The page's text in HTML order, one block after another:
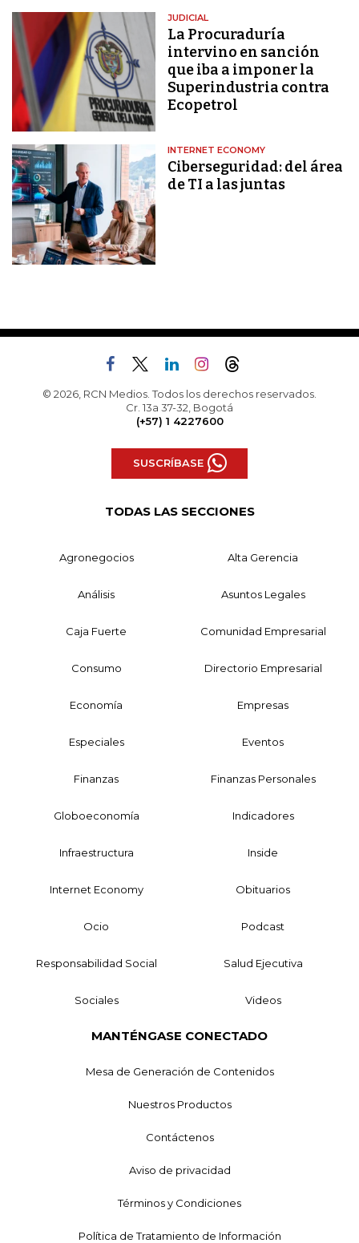
JUDICIAL
La Procuraduría
intervino en sanción
que iba a imponer la
Superindustria contra
Ecopetrol
INTERNET ECONOMY
Ciberseguridad: del área
de TI a las juntas
© 2026, RCN Medios. Todos los derechos reservados.
Cr. 13a 37-32, Bogotá
(+57) 1 4227600
SUSCRÍBASE
TODAS LAS SECCIONES
Agronegocios Alta Gerencia
Análisis Asuntos Legales
Caja Fuerte Comunidad Empresarial
Consumo Directorio Empresarial
Economía Empresas
Especiales Eventos
Finanzas Finanzas Personales
Globoeconomía Indicadores
Infraestructura Inside
Internet Economy Obituarios
Ocio Podcast
Responsabilidad Social Salud Ejecutiva
Sociales Videos
MANTÉNGASE CONECTADO
Mesa de Generación de Contenidos
Nuestros Productos
Contáctenos
Aviso de privacidad
Términos y Condiciones
Política de Tratamiento de Información